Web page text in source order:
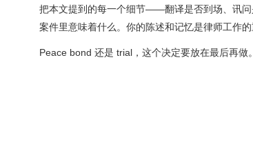
把本文提到的每一个细节——翻译是否到场、讯
案件里意味着什么。你的陈述和记忆是律师工作的
Peace bond 还是 trial，这个决定要放在最后再做。